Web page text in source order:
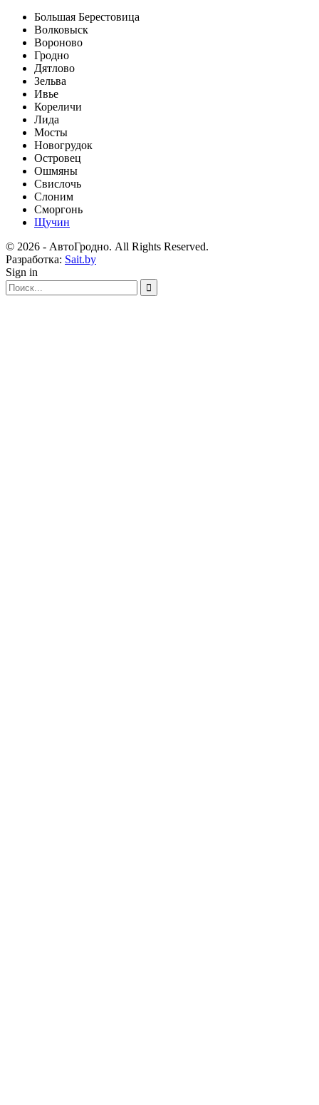
Большая Берестовица
Волковыск
Вороново
Гродно
Дятлово
Зельва
Ивье
Кореличи
Лида
Мосты
Новогрудок
Островец
Ошмяны
Свислочь
Слоним
Сморгонь
Щучин
© 2026 - АвтоГродно. All Rights Reserved.
Разработка: Sait.by
Sign in